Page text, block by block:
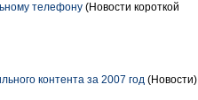
телефону (Новости короткой
контента за 2007 год (Новости)